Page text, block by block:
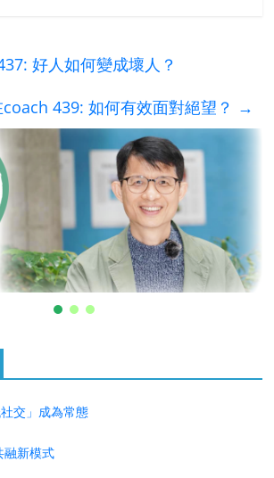
好人如何變成壞人？
coach 439: 如何有效面對絕望？ →
交」成為常態
融新模式